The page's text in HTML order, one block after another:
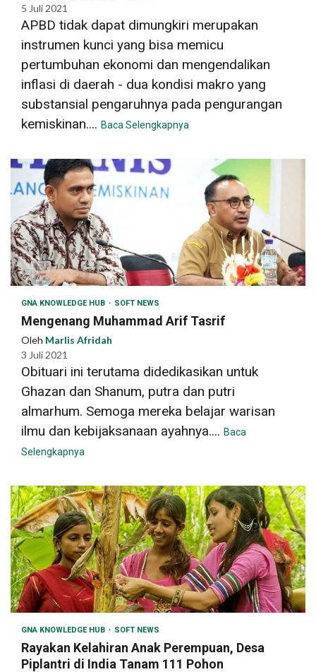
5 Juli 2021
APBD tidak dapat dimungkiri merupakan
instrumen kunci yang bisa memicu
pertumbuhan ekonomi dan mengendalikan
inflasi di daerah - dua kondisi makro yang
substansial pengaruhnya pada pengurangan
kemiskinan.... Baca Selengkapnya
GNA KNOWLEDGE HUB SOFT NEWS
Mengenang Muhammad Arif Tasrif
Oleh Marlis Afridah
3 Juli 2021
Obituari ini terutama didedikasikan untuk
Ghazan dan Shanum, putra dan putri
almarhum. Semoga mereka belajar warisan
ilmu dan kebijaksanaan ayahnya.... Baca
Selengkapnya
GNA KNOWLEDGE HUB SOFT NEWS
Rayakan Kelahiran Anak Perempuan, Desa
Piplantri di India Tanam 111 Pohon